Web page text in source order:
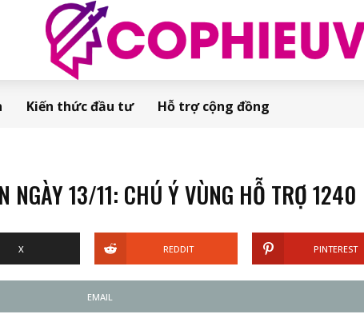
Kiến thức đầu tư Hỗ trợ cộng đồng
NGÀY 13/11: CHÚ Ý VÙNG HỖ TRỢ 1240
X REDDIT PINTEREST
EMAIL